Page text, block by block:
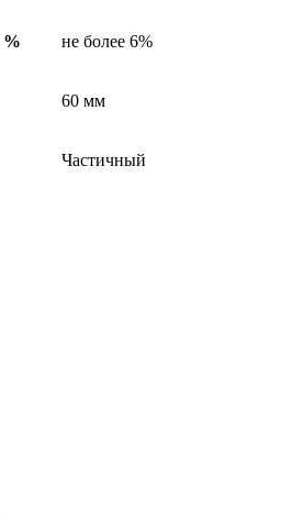
% не более 6%
60 мм
Частичный